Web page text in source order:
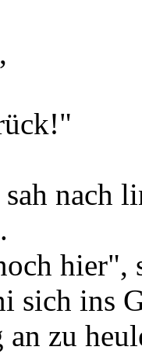
nach
hier",
sich ins
zu